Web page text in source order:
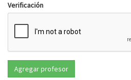
Verificación